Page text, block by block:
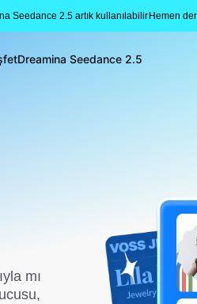
Seedance 2.5 artık kullanılabilirHemen
Dreamina Seedance 2.5
mı